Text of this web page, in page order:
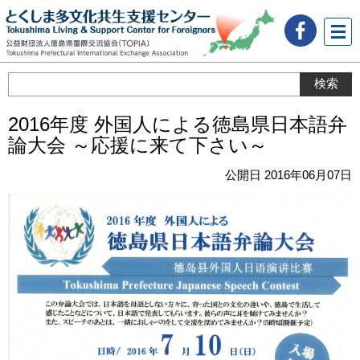
ュー
2016年度 外国人による徳島県日本語弁
論大会 ～応援に来て下さい～
公開日 2016年06月07日